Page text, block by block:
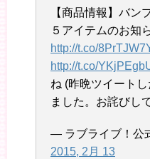
【商品情報】バン
５アイテムのお知
http://t.co/
http://t.co/
ね (昨晩ツイート
ました。お詫びし
— ラブライブ！公
2015, 2月 13